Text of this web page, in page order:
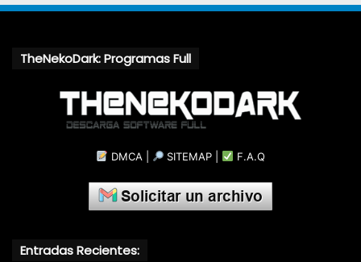
TheNekoDark: Programas Full
DMCA SITEMAP F.A.Q
Entradas Recientes: